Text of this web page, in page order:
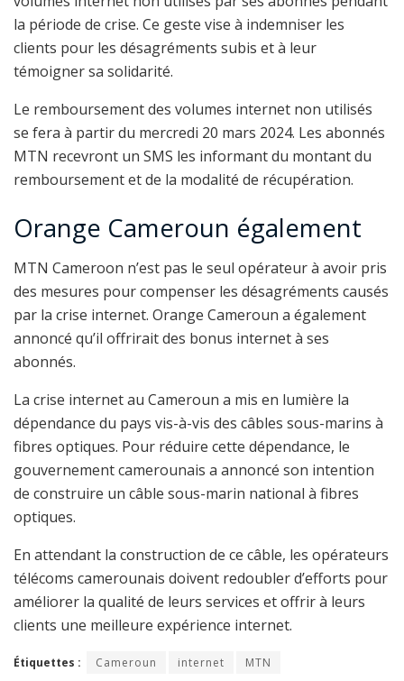
la période de crise. Ce geste vise à indemniser les
clients pour les désagréments subis et à leur
témoigner sa solidarité.
Le remboursement des volumes internet non utilisés
se fera à partir du mercredi 20 mars 2024. Les abonnés
MTN recevront un SMS les informant du montant du
remboursement et de la modalité de récupération.
Orange Cameroun également
MTN Cameroon n’est pas le seul opérateur à avoir pris
des mesures pour compenser les désagréments causés
par la crise internet. Orange Cameroun a également
annoncé qu’il offrirait des bonus internet à ses
abonnés.
La crise internet au Cameroun a mis en lumière la
dépendance du pays vis-à-vis des câbles sous-marins à
fibres optiques. Pour réduire cette dépendance, le
gouvernement camerounais a annoncé son intention
de construire un câble sous-marin national à fibres
optiques.
En attendant la construction de ce câble, les opérateurs
télécoms camerounais doivent redoubler d’efforts pour
améliorer la qualité de leurs services et offrir à leurs
clients une meilleure expérience internet.
Étiquettes : Cameroun internet MTN